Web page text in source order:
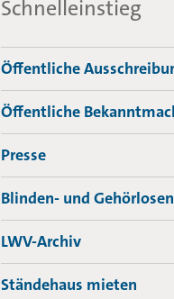
Schnelleinstieg
Öffentliche
Öffentliche
Presse
Blinden- und
LWV-Archiv
Ständehaus mieten